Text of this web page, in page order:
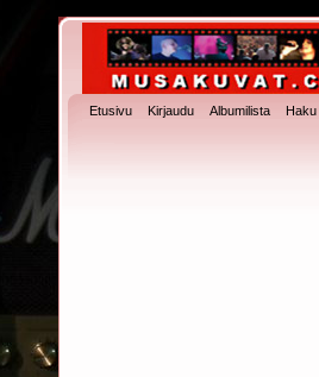
Etusivu Kirjaudu Albumilista Haku